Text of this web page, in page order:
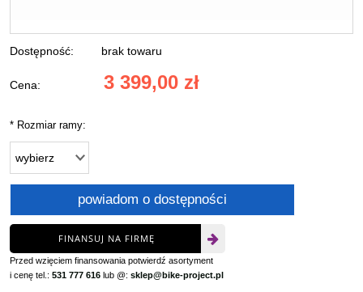
Dostępność: brak towaru
Cena: 3 399,00 zł
* Rozmiar ramy:
powiadom o dostępności
FINANSUJ NA FIRMĘ
Przed wzięciem finansowania potwierdź asortyment
i cenę tel.: 531 777 616 lub @: sklep@bike-project.pl